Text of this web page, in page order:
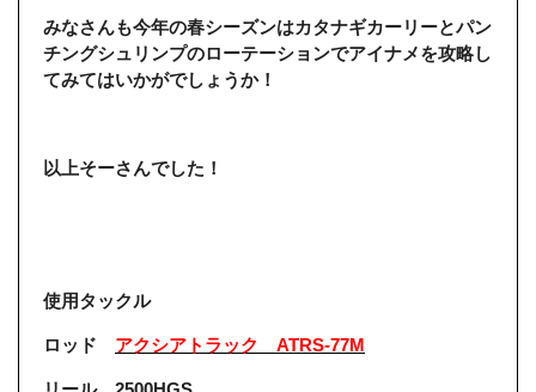
みなさんも今年の春シーズンはカタナギカーリーとパン
チングシュリンプのローテーションでアイナメを攻略し
てみてはいかがでしょうか！
以上そーさんでした！
使用タックル
ロッド アクシアトラック ATRS-77M